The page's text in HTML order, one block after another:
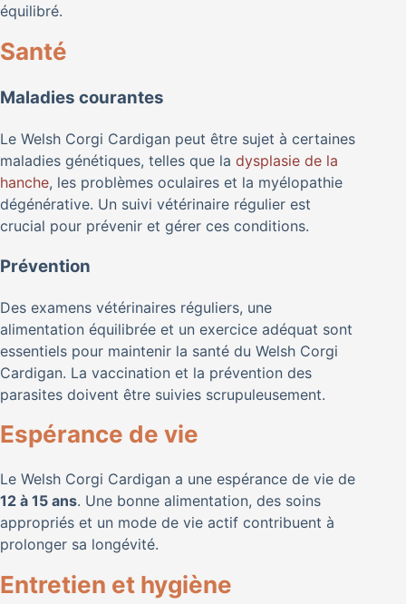
équilibré.
Santé
Maladies courantes
Le Welsh Corgi Cardigan peut être sujet à certaines
maladies génétiques, telles que la dysplasie de la
hanche, les problèmes oculaires et la myélopathie
dégénérative. Un suivi vétérinaire régulier est
crucial pour prévenir et gérer ces conditions.
Prévention
Des examens vétérinaires réguliers, une
alimentation équilibrée et un exercice adéquat sont
essentiels pour maintenir la santé du Welsh Corgi
Cardigan. La vaccination et la prévention des
parasites doivent être suivies scrupuleusement.
Espérance de vie
Le Welsh Corgi Cardigan a une espérance de vie de
12 à 15 ans. Une bonne alimentation, des soins
appropriés et un mode de vie actif contribuent à
prolonger sa longévité.
Entretien et hygiène